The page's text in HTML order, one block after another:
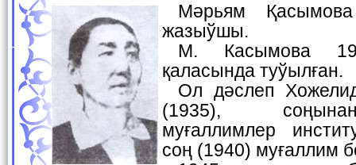
Мәрьям Қасымова — шайыр хәм
жазыўшы.
М. Касымова 1917-жылы Хожели
қаласында туўылған.
Ол дәслеп Хожелидеги педучилищени
(1935),
муғаллимлер
соң (1940) муғаллим